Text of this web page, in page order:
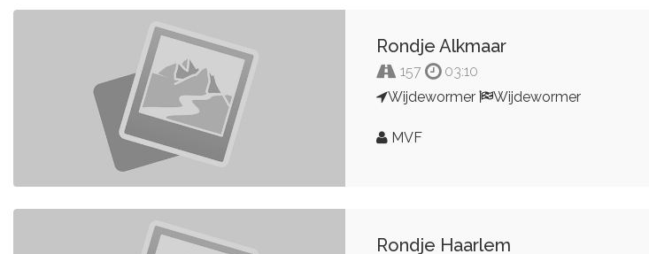
Rondje Alkmaar
157
03:10
Wijdewormer
Wijdewormer
MVF
Rondje Haarlem